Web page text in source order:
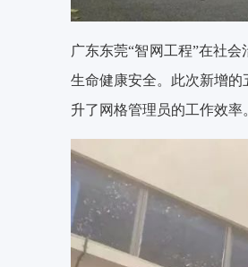
广东东莞“智网工程”在社
生命健康安全。此次新增
升了网格管理员的工作效率